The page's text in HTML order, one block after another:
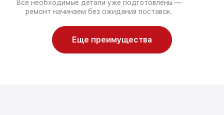
Все необходимые детали уже подготовлены —
ремонт начинаем без ожидания поставок.
Еще преимущества